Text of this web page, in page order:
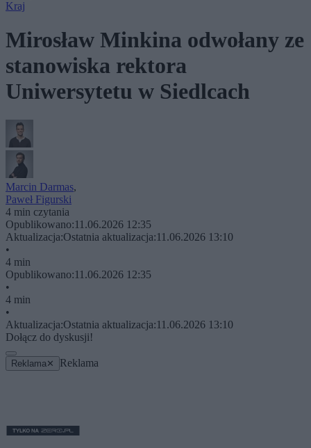
Kraj
Mirosław Minkina odwołany ze
stanowiska rektora
Uniwersytetu w Siedlcach
Marcin Darmas,
Paweł Figurski
4 min czytania
Opublikowano:11.06.2026 12:35
Aktualizacja:Ostatnia aktualizacja:11.06.2026 13:10
•
4 min
Opublikowano:11.06.2026 12:35
•
4 min
•
Aktualizacja:Ostatnia aktualizacja:11.06.2026 13:10
Dołącz do dyskusji!
Reklama ✕ Reklama